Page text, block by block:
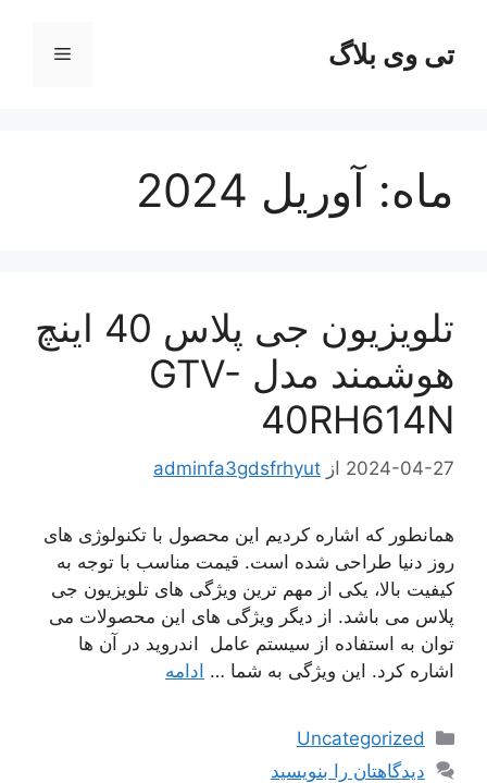
محتواتی وی بلاگ فهرست
ماه: آوریل 2024
تلویزیون جی پلاس 40 اینچ
هوشمند مدل GTV-
40RH614N
2024-04-27 از adminfa3gdsfrhyut
همانطور که اشاره کردیم این محصول با تکنولوژی های
روز دنیا طراحی شده است. قیمت مناسب با توجه به
کیفیت بالا، یکی از مهم ترین ویژگی های تلویزیون جی
پلاس می باشد. از دیگر ویژگی های این محصولات می‌
توان به استفاده از سیستم عامل اندروید در آن ها
اشاره کرد. این ویژگی به شما … ادامه
دسته‌ها
Uncategorized
دیدگاهتان را بنویسید